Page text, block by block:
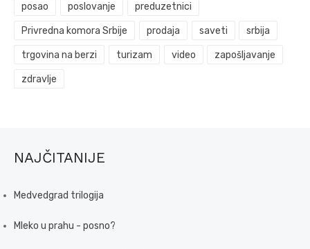
posao poslovanje preduzetnici
Privredna komora Srbije prodaja saveti srbija
trgovina na berzi turizam video zapošljavanje
zdravlje
NAJČITANIJE
Medvedgrad trilogija
Mleko u prahu - posno?